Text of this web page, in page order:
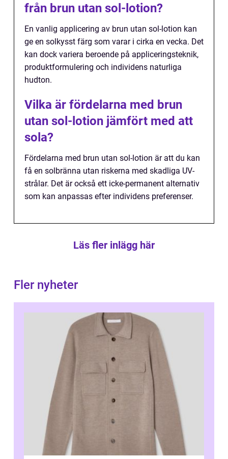
från brun utan sol-lotion?
En vanlig applicering av brun utan sol-lotion kan
ge en solkysst färg som varar i cirka en vecka. Det
kan dock variera beroende på appliceringsteknik,
produktformulering och individens naturliga
hudton.
Vilka är fördelarna med brun
utan sol-lotion jämfört med att
sola?
Fördelarna med brun utan sol-lotion är att du kan
få en solbränna utan riskerna med skadliga UV-
strålar. Det är också ett icke-permanent alternativ
som kan anpassas efter individens preferenser.
Läs fler inlägg här
Fler nyheter